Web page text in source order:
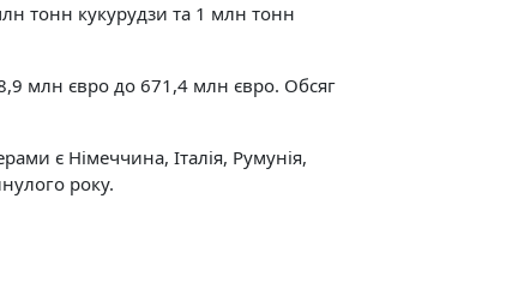
тонн кукурудзи та 1 млн тонн
млн євро до 671,4 млн євро. Обсяг
є Німеччина, Італія, Румунія,
року.